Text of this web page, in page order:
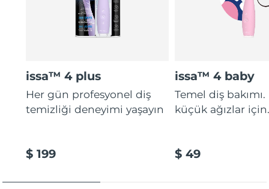
issa™ 4 plus
Her gün profesyonel diş
temizliği deneyimi yaşayın
$ 199
issa™ 4 baby
Temel diş
küçük ağızlar
$ 49